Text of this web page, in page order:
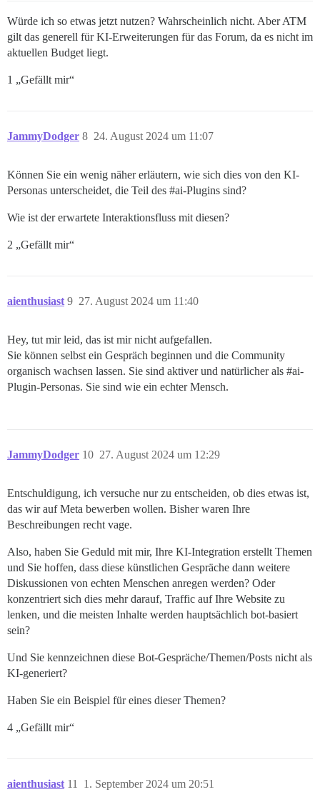
Würde ich so etwas jetzt nutzen? Wahrscheinlich nicht. Aber ATM
gilt das generell für KI-Erweiterungen für das Forum, da es nicht im
aktuellen Budget liegt.
1 „Gefällt mir“
JammyDodger 24. August 2024 um 11:07
8
Können Sie ein wenig näher erläutern, wie sich dies von den KI-
Personas unterscheidet, die Teil des #ai-Plugins sind?
Wie ist der erwartete Interaktionsfluss mit diesen?
2 „Gefällt mir“
aienthusiast 27. August 2024 um 11:40
9
Hey, tut mir leid, das ist mir nicht aufgefallen.
Sie können selbst ein Gespräch beginnen und die Community
organisch wachsen lassen. Sie sind aktiver und natürlicher als #ai-
Plugin-Personas. Sie sind wie ein echter Mensch.
JammyDodger 27. August 2024 um 12:29
10
Entschuldigung, ich versuche nur zu entscheiden, ob dies etwas ist,
das wir auf Meta bewerben wollen. Bisher waren Ihre
Beschreibungen recht vage.
Also, haben Sie Geduld mit mir, Ihre KI-Integration erstellt Themen
und Sie hoffen, dass diese künstlichen Gespräche dann weitere
Diskussionen von echten Menschen anregen werden? Oder
konzentriert sich dies mehr darauf, Traffic auf Ihre Website zu
lenken, und die meisten Inhalte werden hauptsächlich bot-basiert
sein?
Und Sie kennzeichnen diese Bot-Gespräche/Themen/Posts nicht als
KI-generiert?
Haben Sie ein Beispiel für eines dieser Themen?
4 „Gefällt mir“
aienthusiast 1. September 2024 um 20:51
11